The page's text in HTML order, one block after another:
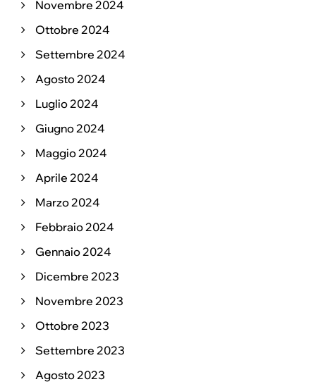
Novembre 2024
Ottobre 2024
Settembre 2024
Agosto 2024
Luglio 2024
Giugno 2024
Maggio 2024
Aprile 2024
Marzo 2024
Febbraio 2024
Gennaio 2024
Dicembre 2023
Novembre 2023
Ottobre 2023
Settembre 2023
Agosto 2023